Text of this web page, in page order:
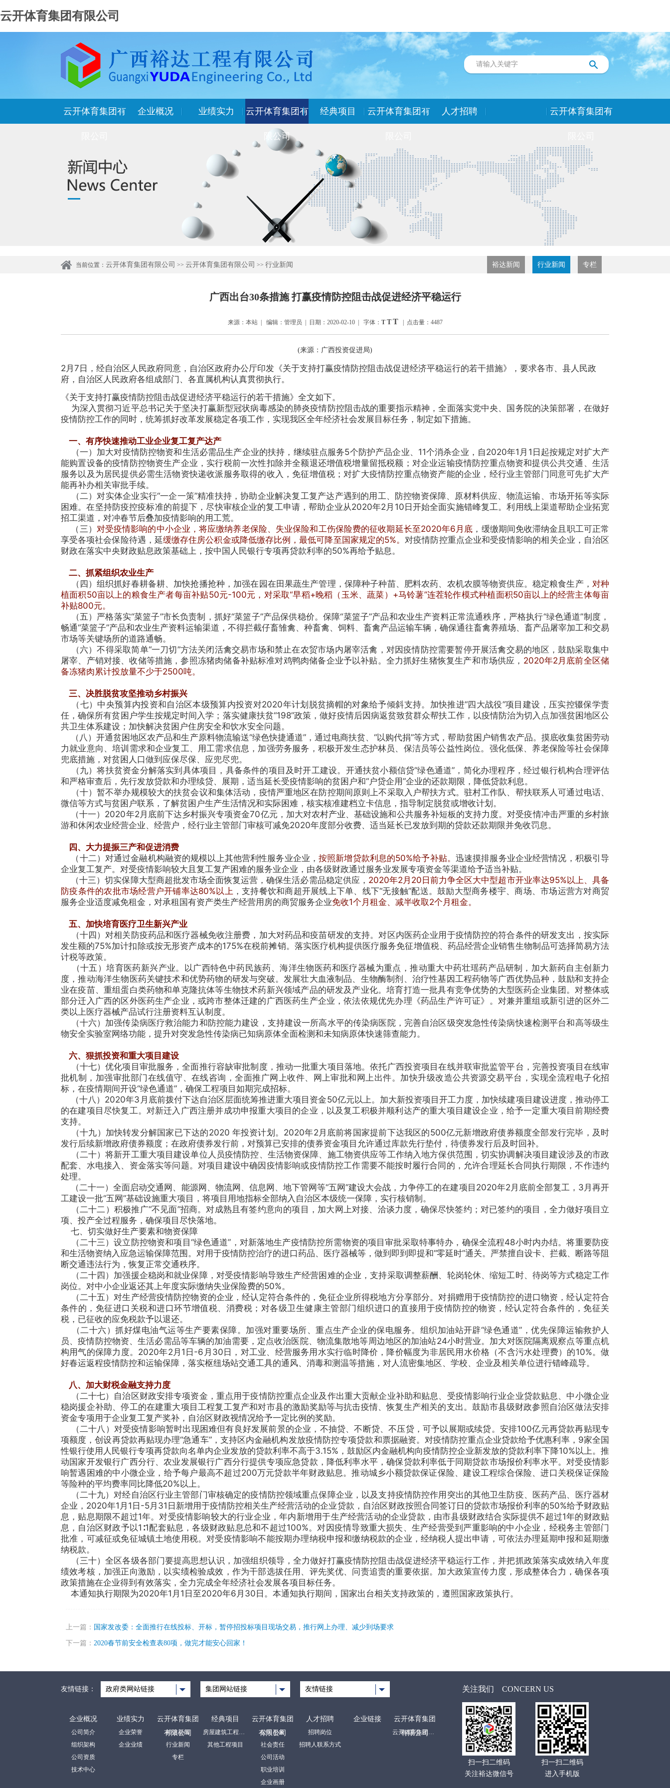
云开体育集团有限公司
云开体育集团有 企业概况 业绩实力 云开体育集团有
限公司
经典项目 云开体育集团有 人才招聘 云开体育集团有
当前位置： 云开体育集团有限公司 >> 云开体育集团有限公司 >> 行业新闻 裕达新闻 行业新闻 专栏
广西出台30条措施 打赢疫情防控阻击战促进经济平稳运行
来源：本站 | 编辑：管理员 | 日期：2020-02-10 | 字体： T T T| 点击量：4487
(来源：广西投资促进局)
2月7日，经自治区人民政府同意，自治区政府办公厅印发 《关于支持打赢疫情防控阻击战促进经济平稳运行的若干措施》
，要求各市、县人民政
府，自治区人民政府各组成部门、各直属机构认真贯彻执行。
《关于支持打赢疫情防控阻击战促进经济平稳运行的若干措施》全文如下。
为深入贯彻习近平总书记关于坚决打赢新型冠状病毒感染的肺炎疫情防控阻击战的重要指示精神，全面落实党中央、国务院的决策部署，在做好
疫情防控工作的同时，统筹抓好改革发展稳定各项工作，实现我区全年经济社会发展目标任务，制定如下措施。
一、有序快速推动工业企业复工复产达产
（一）加大对疫情防控物资和生活必需品生产企业的扶持，继续驻点服务5个防护产品企业、11个消杀企业，自2020年1月1日起按规定对扩大产
能购置设备的疫情防控物资生产企业，实行税前一次性扣除并全额退还增值税增量留抵税额；对企业运输疫情防控重点物资和提供公共交通、生活
服务以及为居民提供必需生活物资快递收派服务取得的收入，免征增值税；对扩大疫情防控重点物资产能的企业，经行业主管部门同意可先扩大产
能再补办相关审批手续。
（二）对实体企业实行“一企一策”精准扶持，协助企业解决复工复产达产遇到的用工、防控物资保障、原材料供应、物流运输、市场开拓等实际
困难。在坚持防疫控疫标准的前提下，尽快审核企业的复工申请，帮助企业从2020年2月10日开始全面实施错峰复工。利用线上渠道帮助企业拓宽
招工渠道，对冲春节后叠加疫情影响的用工荒。
（三） 对受疫情影响的中小企业，将应缴纳养老保险、失业保险和工伤保险费的征收期延长至2020年6月底 ，缓缴期间免收滞纳金且职工可正常
享受各项社会保险待遇，延缓缴存住房公积金或降低缴存比例，最低可降至国家规定的5%。 对疫情防控重点企业和受疫情影响的相关企业，自治区
财政在落实中央财政贴息政策基础上，按中国人民银行专项再贷款利率的50%再给予贴息。
二、抓紧组织农业生产
（四）组织抓好春耕备耕、加快抢播抢种，加强在园在田果蔬生产管理，保障种子种苗、肥料农药、农机农膜等物资供应。稳定粮食生产， 对种
植面积50亩以上的粮食生产者每亩补贴50元-100元，对采取“早稻+晚稻（玉米、蔬菜）+马铃薯”连茬轮作模式种植面积50亩以上的经营主体每亩
补贴800元。
（五）严格落实“菜篮子”市长负责制，抓好“菜篮子”产品保供稳价。保障“菜篮子”产品和农业生产资料正常流通秩序，严格执行“绿色通道”制度，
畅通“菜篮子”产品和农业生产资料运输渠道，不得拦截仔畜雏禽、种畜禽、饲料、畜禽产品运输车辆，确保通往畜禽养殖场、畜产品屠宰加工和交易
市场等关键场所的道路通畅。
（六）不得采取简单“一刀切”方法关闭活禽交易市场和禁止在农贸市场内屠宰活禽，对因疫情防控需要暂停开展活禽交易的地区，鼓励采取集中
屠宰、产销对接、收储等措施，参照冻猪肉储备补贴标准对鸡鸭肉储备企业予以补贴。全力抓好生猪恢复生产和市场供应， 2020年2月底前全区储
备冻猪肉累计投放量不少于2500吨。
三、决胜脱贫攻坚推动乡村振兴
（七）中央预算内投资和自治区本级预算内投资对2020年计划脱贫摘帽的对象给予倾斜支持。加快推进“四大战役”项目建设，压实控辍保学责
任，确保所有贫困户学生按规定时间入学；落实健康扶贫“198”政策，做好疫情后因病返贫致贫群众帮扶工作，以疫情防治为切入点加强贫困地区公
共卫生体系建设；加快解决贫困户住房安全和饮水安全问题。
（八）开通贫困地区农产品和生产原料物流输送“绿色快捷通道”，通过电商扶贫、“以购代捐”等方式，帮助贫困户销售农产品。摸底收集贫困劳动
力就业意向、培训需求和企业复工、用工需求信息，加强劳务服务，积极开发生态护林员、保洁员等公益性岗位。强化低保、养老保险等社会保障
兜底措施，对贫困人口做到应保尽保、应兜尽兜。
（九）将扶贫资金分解落实到具体项目，具备条件的项目及时开工建设。开通扶贫小额信贷“绿色通道”，简化办理程序，经过银行机构合理评估
和严格审查后，先行发放贷款和办理续贷、展期，适当延长受疫情影响的贫困户和“户贷企用”企业的还款期限，降低贷款利息。
（十）暂不举办规模较大的扶贫会议和集体活动，疫情严重地区在防控期间原则上不采取入户帮扶方式。驻村工作队、帮扶联系人可通过电话、
微信等方式与贫困户联系，了解贫困户生产生活情况和实际困难，核实核准建档立卡信息，指导制定脱贫或增收计划。
（十一）2020年2月底前下达乡村振兴专项资金70亿元，加大对农村产业、基础设施和公共服务补短板的支持力度。对受疫情冲击严重的乡村旅
游和休闲农业经营企业、经营户，经行业主管部门审核可减免2020年度部分收费、适当延长已发放到期的贷款还款期限并免收罚息。
四、大力提振三产和促进消费
（十二）对通过金融机构融资的规模以上其他营利性服务业企业，按照新增贷款利息的50%给予补贴。 迅速摸排服务业企业经营情况，积极引导
企业复工复产。对受疫情影响较大且复工复产困难的服务业企业，由各级财政通过服务业发展专项资金等渠道给予适当补贴。
（十三）切实保障大型商超批发市场全面恢复运营，确保生活必需品稳定供应， 2020年2月20日前力争全区大中型超市开业率达95%以上、具备
防疫条件的农批市场经营户开铺率达80%以上 ，支持餐饮和商超开展线上下单、线下“无接触”配送。鼓励大型商务楼宇、商场、市场运营方对商贸
服务企业适度减免租金，对承租国有资产类生产经营用房的商贸服务企业免收1个月租金、减半收取2个月租金。
五、加快培育医疗卫生新兴产业
（十四）对相关防疫药品和医疗器械免收注册费，加大对药品和疫苗研发的支持。对区内医药企业用于疫情防控的符合条件的研发支出，按实际
发生额的75%加计扣除或按无形资产成本的175%在税前摊销。落实医疗机构提供医疗服务免征增值税、药品经营企业销售生物制品可选择简易方法
计税等政策。
（十五）培育医药新兴产业。以广西特色中药民族药、海洋生物医药和医疗器械为重点，推动重大中药壮瑶药产品研制，加大新药自主创新力
度，推动海洋生物医药关键技术和优势药物的研发与突破。发展壮大血液制品、生物酶制剂、治疗性基因工程药物等广西优势品种，鼓励和支持企
业在疫苗、重组蛋白类药物和单克隆抗体等生物技术药新兴领域产品的研发及产业化。培育打造一批具有竞争优势的大型医药企业集团。对整体或
部分迁入广西的区外医药生产企业，或跨市整体迁建的广西医药生产企业，依法依规优先办理《药品生产许可证》。对兼并重组或新引进的区外二
类以上医疗器械产品试行注册资料互认制度。
（十六）加强传染病医疗救治能力和防控能力建设，支持建设一所高水平的传染病医院，完善自治区级突发急性传染病快速检测平台和高等级生
物安全实验室网络功能，提升对突发急性传染病已知病原体全面检测和未知病原体快速筛查能力。
六、狠抓投资和重大项目建设
（十七）优化项目审批服务，全面推行容缺审批制度，推动一批重大项目落地。依托广西投资项目在线并联审批监管平台，完善投资项目在线审
批机制，加强审批部门在线值守、在线咨询，全面推广网上收件、网上审批和网上出件。加快升级改造公共资源交易平台，实现全流程电子化招
标，在疫情期间开设“绿色通道”，确保工程项目如期完成招标。
（十八）2020年3月底前拨付下达自治区层面统筹推进重大项目资金50亿元以上。加大新投资项目开工力度，加快续建项目建设进度，推动停工
的在建项目尽快复工。对新迁入广西注册并成功申报重大项目的企业，以及复工积极并顺利达产的重大项目建设企业，给予一定重大项目前期经费
支持。
（十九）加快转发分解国家已下达的2020 年投资计划。2020年2月底前将国家提前下达我区的500亿元新增政府债券额度全部发行完毕，及时
发行后续新增政府债券额度；在政府债券发行前，对预算已安排的债券资金项目允许通过库款先行垫付，待债券发行后及时回补。
（二十）将新开工重大项目建设单位人员疫情防控、生活物资保障、施工物资供应等工作纳入地方保供范围，切实协调解决项目建设涉及的市政
配套、水电接入、资金落实等问题。对项目建设中确因疫情影响或疫情防控工作需要不能按时履行合同的，允许合理延长合同执行期限，不作违约
处理。
（二十一）全面启动交通网、能源网、物流网、信息网、地下管网等“五网”建设大会战，力争停工的在建项目2020年2月底前全部复工，3月再开
工建设一批“五网”基础设施重大项目，将项目用地指标全部纳入自治区本级统一保障，实行核销制。
（二十二）积极推广“不见面”招商。对成熟且有签约意向的项目，加大网上对接、洽谈力度，确保尽快签约；对已签约的项目，全力做好项目立
项、投产全过程服务，确保项目尽快落地。
七、切实做好生产要素和物资保障
（二十三）设立防控物资和项目“绿色通道”，对新落地生产疫情防控所需物资的项目审批采取特事特办，确保全流程48小时内办结。将重要防疫
和生活物资纳入应急运输保障范围。对用于疫情防控治疗的进口药品、医疗器械等，做到即到即提和“零延时”通关。严禁擅自设卡、拦截、断路等阻
断交通违法行为，恢复正常交通秩序。
（二十四）加强援企稳岗和就业保障，对受疫情影响导致生产经营困难的企业，支持采取调整薪酬、轮岗轮休、缩短工时、待岗等方式稳定工作
岗位。对中小企业返还其上年度实际缴纳失业保险费的50%。
（二十五）对生产经营疫情防控物资的企业，经认定符合条件的，免征企业所得税地方分享部分。对捐赠用于疫情防控的进口物资，经认定符合
条件的，免征进口关税和进口环节增值税、消费税；对各级卫生健康主管部门组织进口的直接用于疫情防控的物资，经认定符合条件的，免征关
税，已征收的应免税款予以退还。
（二十六）抓好煤电油气运等生产要素保障。加强对重要场所、重点生产企业的保电服务。组织加油站开辟“绿色通道”，优先保障运输救护人
员、疫情防控物资、生活必需品等车辆的加油需要，定点收治医院、物流集散地等周边地区的加油站24小时营业。加大对医院隔离观察点等重点机
构用气的保障力度。2020年2月1日-6月30日，对工业、经营服务用水实行临时降价，降价幅度为非居民用水价格（不含污水处理费）的10%。做
好春运返程疫情防控和运输保障，落实枢纽场站交通工具的通风、消毒和测温等措施，对人流密集地区、学校、企业及相关单位进行错峰疏导。
八、加大财税金融支持力度
（二十七）自治区财政安排专项资金，重点用于疫情防控重点企业及作出重大贡献企业补助和贴息、受疫情影响行业企业贷款贴息、中小微企业
稳岗援企补助、停工的在建重大项目工程复工复产和对市县的激励奖励等与抗击疫情、恢复生产相关的支出。鼓励市县级财政参照自治区做法安排
资金专项用于企业复工复产奖补，自治区财政视情况给予一定比例的奖励。
（二十八）对受疫情影响暂时出现困难但有良好发展前景的企业，不抽贷、不断贷、不压贷，可予以展期或续贷。安排100亿元再贷款再贴现专
项额度，创设再贷款再贴现办理“急通车”，支持区内金融机构发放疫情防控专项贷款和票据融资。对疫情防控重点企业贷款给予优惠利率，9家全国
性银行使用人民银行专项再贷款向名单内企业发放的贷款利率不高于3.15%，鼓励区内金融机构向疫情防控企业新发放的贷款利率下降10%以上。推
动国家开发银行广西分行、农业发展银行广西分行提供专项应急贷款，降低利率水平，确保贷款利率低于同期贷款市场报价利率水平。对受疫情影
响暂遇困难的中小微企业，给予每户最高不超过200万元贷款半年财政贴息。推动城乡小额贷款保证保险、建设工程综合保险、进口关税保证保险
等险种的平均费率同比降低20%以上。
（二十九）对经自治区行业主管部门审核确定的疫情防控领域重点保障企业，以及支持疫情防控作用突出的其他卫生防疫、医药产品、医疗器材
企业，2020年1月1日-5月31日新增用于疫情防控相关生产经营活动的企业贷款，自治区财政按照合同签订日的贷款市场报价利率的50%给予财政贴
息，贴息期限不超过1年。对受疫情影响较大的行业企业，年内新增用于生产经营活动的企业贷款，由市县级财政结合实际提供不超过1年的财政贴
息，自治区财政予以1∶1配套贴息，各级财政贴息总和不超过100%。对因疫情导致重大损失、生产经营受到严重影响的中小企业，经税务主管部门
批准，可减征或免征城镇土地使用税。对受疫情影响不能按期办理纳税申报和缴纳税款的企业，经纳税人提出申请，可依法办理延期申报和延期缴
纳税款。
（三十）全区各级各部门要提高思想认识，加强组织领导，全力做好打赢疫情防控阻击战促进经济平稳运行工作，并把抓政策落实成效纳入年度
绩效考核，加强正向激励，以实绩检验成效，作为干部选拔任用、评先奖优、问责追责的重要依据。加大政策宣传力度，形成整体合力，确保各项
政策措施在企业得到有效落实，全力完成全年经济社会发展各项目标任务。
本通知执行期限为2020年1月1日至2020年6月30日。本通知执行期间，国家出台相关支持政策的，遵照国家政策执行。
上一篇： 国家发改委：全面推行在线投标、开标，暂停招投标项目现场交易，推行网上办理、减少到场要求
下一篇： 2020春节前安全检查表80项，做完才能安心回家！
友情链接： 政府类网站链接 集团网站链接 友情链接
企业概况
公司简介
组织架构
公司资质
技术中心
业绩实力
企业荣誉
企业业绩
云开体育集团
有限公司
裕达新闻
行业新闻
专栏
经典项目
房屋建筑工程项目
其他工程项目
云开体育集团
有限公司
公司形象
社会责任
公司活动
职业培训
企业画册
人才招聘
招聘岗位
招聘人联系方式
企业链接
云开体育集团
有限公司 云开体育集团有限公司
关注我们 CONCERN US
扫一扫二维码
关注裕达微信号
扫一扫二维码
进入手机版